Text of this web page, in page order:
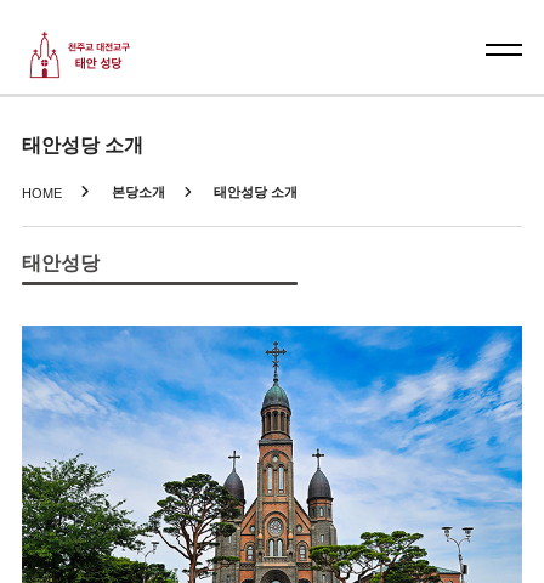
태안성당 소개
HOME 본당소개 태안성당 소개
태안성당